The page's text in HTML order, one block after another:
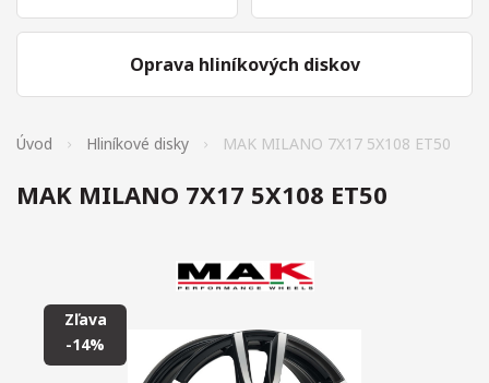
Oprava hliníkových diskov
Úvod Hliníkové disky MAK MILANO 7X17 5X108 ET50
MAK MILANO 7X17 5X108 ET50
Zľava
-14%